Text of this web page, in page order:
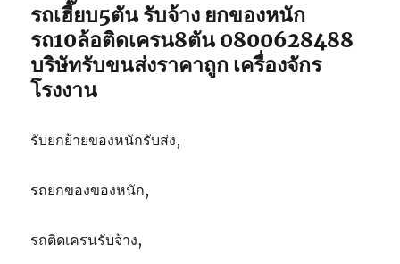
รถเฮี๊ยบ5ตัน รับจ้าง ยกของหนัก
รถ10ล้อติดเครน8ตัน 0800628488
บริษัทรับขนส่งราคาถูก เครื่องจักร
โรงงาน
รับยกย้ายของหนักรับส่ง,
รถยกของของหนัก,
รถติดเครนรับจ้าง,